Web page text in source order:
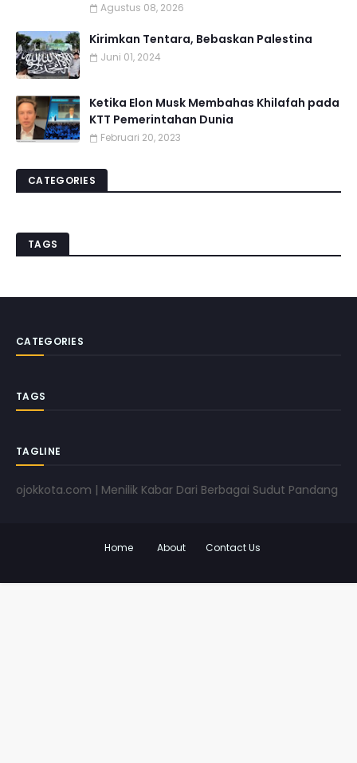
Agustus 08, 2026
Kirimkan Tentara, Bebaskan Palestina
Juni 01, 2024
Ketika Elon Musk Membahas Khilafah pada
KTT Pemerintahan Dunia
Februari 20, 2023
CATEGORIES
TAGS
CATEGORIES
TAGS
TAGLINE
| Menilik Kabar Dari Berbagai Sudut Pandang |
Home About Contact Us